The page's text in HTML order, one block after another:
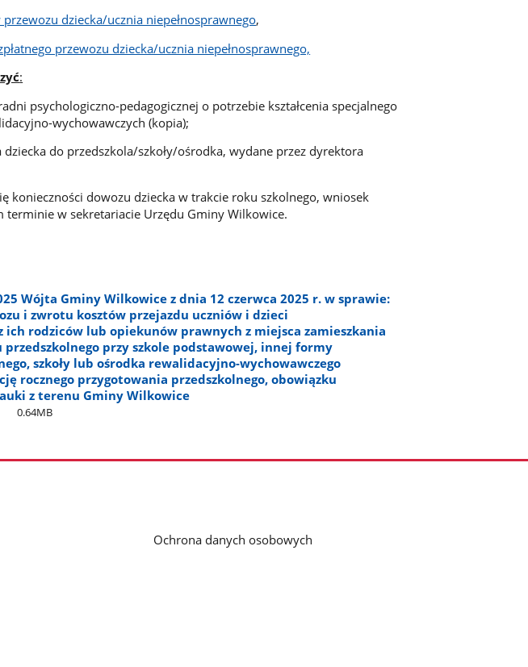
dziecka/ucznia niepełnosprawnego,
przewozu dziecka/ucznia niepełnosprawnego,
:
psychologiczno-pedagogicznej o potrzebie kształcenia specjalnego
wychowawczych (kopia);
do przedszkola/szkoły/ośrodka, wydane przez dyrektora
konieczności dowozu dziecka w trakcie roku szkolnego, wniosek
terminie w sekretariacie Urzędu Gminy Wilkowice.
Wójta Gminy Wilkowice z dnia 12 czerwca 2025 r. w sprawie:
i zwrotu kosztów przejazdu uczniów i dzieci
ich rodziców lub opiekunów prawnych z miejsca zamieszkania
przedszkolnego przy szkole podstawowej, innej formy
szkoły lub ośrodka rewalidacyjno-wychowawczego
rocznego przygotowania przedszkolnego, obowiązku
z terenu Gminy Wilkowice
0.64MB
Ochrona danych osobowych